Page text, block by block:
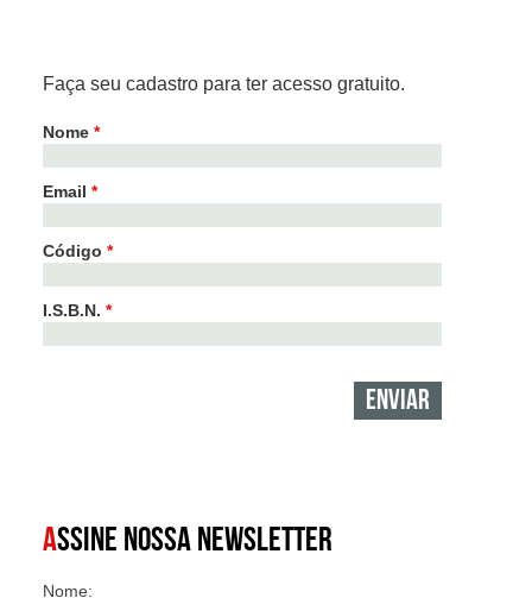
Faça seu cadastro para ter acesso gratuito.
Nome *
Email *
Código *
I.S.B.N. *
ASSINE NOSSA NEWSLETTER
Nome: